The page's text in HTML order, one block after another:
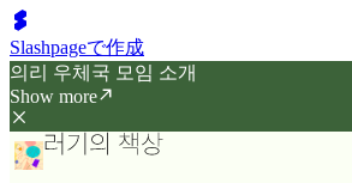
Slashpageで作成
의리 우체국 모임 소개
Show more